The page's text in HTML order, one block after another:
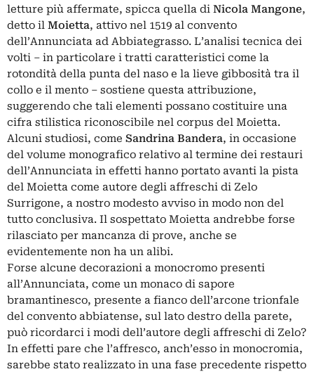
letture più affermate, spicca quella di Nicola Mangone,
detto il Moietta, attivo nel 1519 al convento
dell’Annunciata ad Abbiategrasso. L’analisi tecnica dei
volti – in particolare i tratti caratteristici come la
rotondità della punta del naso e la lieve gibbosità tra il
collo e il mento – sostiene questa attribuzione,
suggerendo che tali elementi possano costituire una
cifra stilistica riconoscibile nel corpus del Moietta.
Alcuni studiosi, come Sandrina Bandera, in occasione
del volume monografico relativo al termine dei restauri
dell’Annunciata in effetti hanno portato avanti la pista
del Moietta come autore degli affreschi di Zelo
Surrigone, a nostro modesto avviso in modo non del
tutto conclusiva. Il sospettato Moietta andrebbe forse
rilasciato per mancanza di prove, anche se
evidentemente non ha un alibi.
Forse alcune decorazioni a monocromo presenti
all’Annunciata, come un monaco di sapore
bramantinesco, presente a fianco dell’arcone trionfale
del convento abbiatense, sul lato destro della parete,
può ricordarci i modi dell’autore degli affreschi di Zelo?
In effetti pare che l’affresco, anch’esso in monocromia,
sarebbe stato realizzato in una fase precedente rispetto